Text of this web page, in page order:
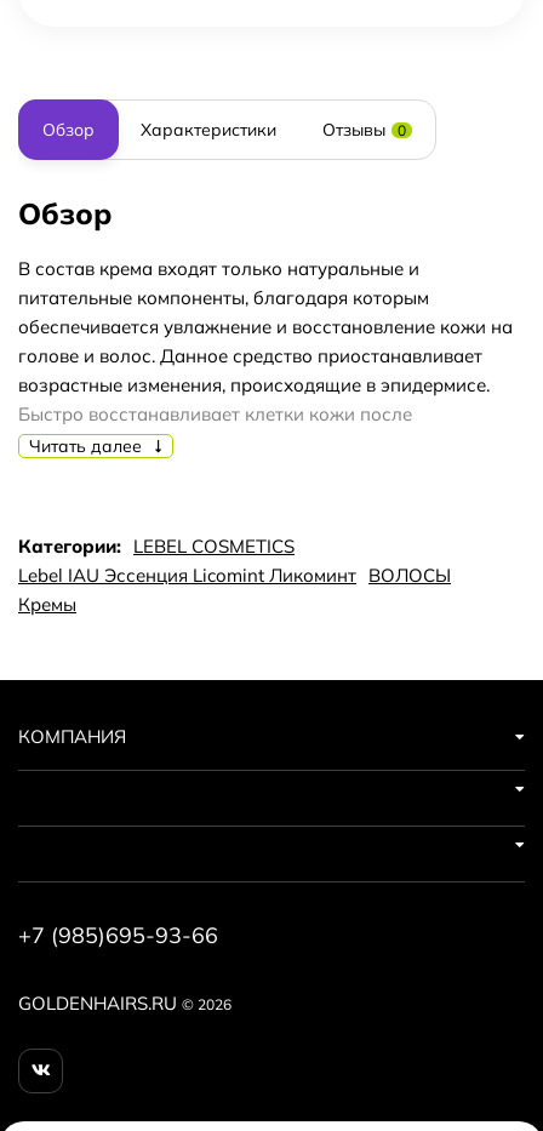
Обзор Характеристики Отзывы 0
Обзор
В состав крема входят только натуральные и
питательные компоненты, благодаря которым
обеспечивается увлажнение и восстановление кожи на
голове и волос. Данное средство приостанавливает
возрастные изменения, происходящие в эпидермисе.
Быстро восстанавливает клетки кожи после
окрашивания, которое влечет за собой аммиачное и
баланс на должном уровне. В результате
предотвращается выпадение волос, устраняется
неприятный зуд, чувство стянутости, задается
приятный блеск. 600 мл.
Читать далее
Категории: LEBEL COSMETICS
Lebel IAU Эссенция Licomint Ликоминт ВОЛОСЫ
Кремы
GOLDENHAIRS.RU © 2026
КОМПАНИЯ
+7 (985)695-93-66